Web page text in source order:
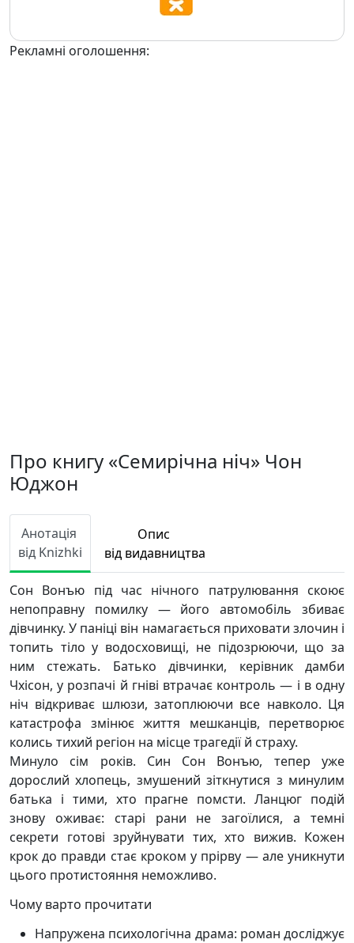
Рекламні оголошення:
Про книгу «Семирічна ніч» Чон
Юджон
Анотація
від Knizhki
Опис
від видавництва
Сон Вонъю під час нічного патрулювання скоює
непоправну помилку — його автомобіль збиває
дівчинку. У паніці він намагається приховати злочин і
топить тіло у водосховищі, не підозрюючи, що за
ним стежать. Батько дівчинки, керівник дамби
Чхісон, у розпачі й гніві втрачає контроль — і в одну
ніч відкриває шлюзи, затоплюючи все навколо. Ця
катастрофа змінює життя мешканців, перетворює
колись тихий регіон на місце трагедії й страху.
Минуло сім років. Син Сон Вонъю, тепер уже
дорослий хлопець, змушений зіткнутися з минулим
батька і тими, хто прагне помсти. Ланцюг подій
знову оживає: старі рани не загоїлися, а темні
секрети готові зруйнувати тих, хто вижив. Кожен
крок до правди стає кроком у прірву — але уникнути
цього протистояння неможливо.
Чому варто прочитати
Напружена психологічна драма: роман досліджує